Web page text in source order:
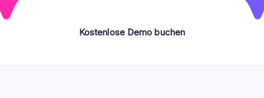
Kostenlose Demo buchen